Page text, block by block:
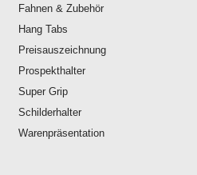
Fahnen & Zubehör
Hang Tabs
Preisauszeichnung
Prospekthalter
Super Grip
Schilderhalter
Warenpräsentation